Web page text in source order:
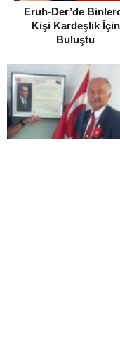
Eruh-Der’de
Kişi Kardeşlik İçin
Buluştu